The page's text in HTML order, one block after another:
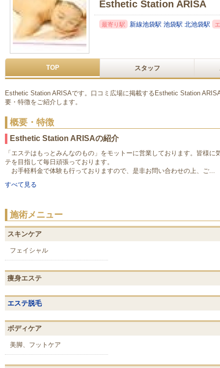
Esthetic Station ARISA
最寄り駅 新線池袋駅 池袋駅 北池袋駅
TOP スタッフ
Esthetic Station ARISAです。口コミ広場に掲載するEsthetic Station
要・特徴をご紹介します。
概要・特徴
Esthetic Station ARISAの紹介
「エステはもっとみんなのもの」をモットーに営業しております。皆様
テを目指して毎日頑張っております。
お手軽料金で体験も行っておりますので、是非お問い合わせの上、ご...
すべて見る
施術メニュー
スキンケア
フェイシャル
痩身エステ
エステ脱毛
ボディケア
美脚、フットケア